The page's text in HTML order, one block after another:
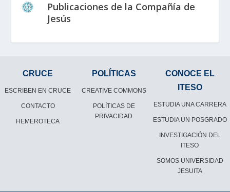
Publicaciones de la Compañía de
Jesús
CRUCE
ESCRIBEN EN CRUCE
CONTACTO
HEMEROTECA
POLÍTICAS
CREATIVE COMMONS
POLÍTICAS DE
PRIVACIDAD
CONOCE EL
ITESO
ESTUDIA UNA CARRERA
ESTUDIA UN POSGRADO
INVESTIGACIÓN DEL
ITESO
SOMOS UNIVERSIDAD
JESUITA